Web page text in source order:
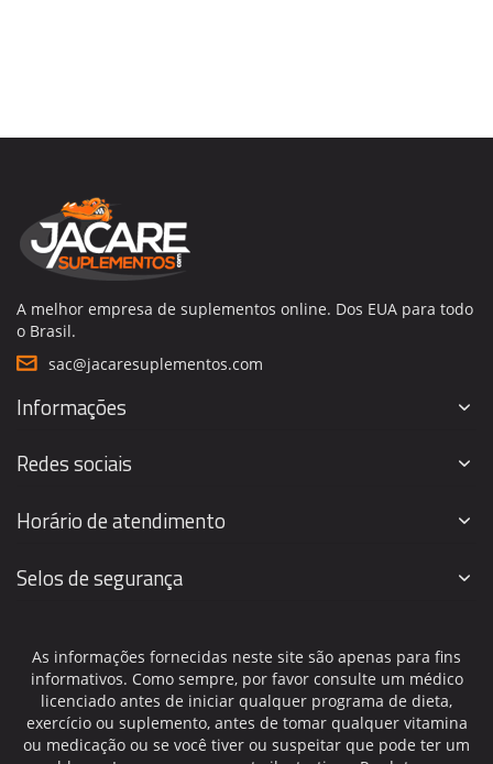
A melhor empresa de suplementos online. Dos EUA para todo
o Brasil.
sac@jacaresuplementos.com
Informações
Redes sociais
Horário de atendimento
Selos de segurança
As informações fornecidas neste site são apenas para fins
informativos. Como sempre, por favor consulte um médico
licenciado antes de iniciar qualquer programa de dieta,
exercício ou suplemento, antes de tomar qualquer vitamina
ou medicação ou se você tiver ou suspeitar que pode ter um